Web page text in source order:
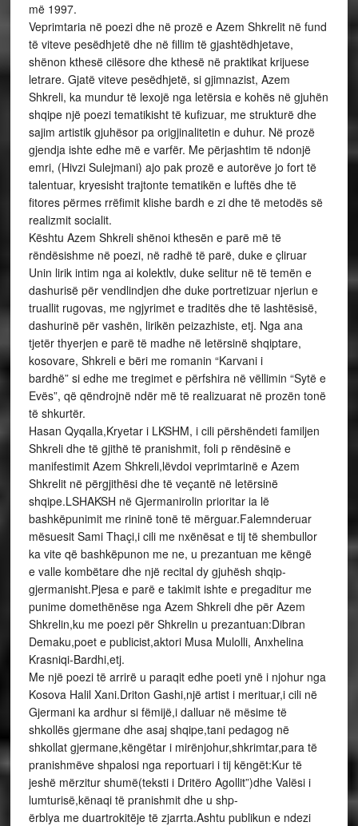
më 1997.
Veprimtaria në poezi dhe në prozë e Azem Shkrelit në fund
të viteve pesëdhjetë dhe në fillim të gjashtëdhjetave,
shënon kthesë cilësore dhe kthesë në praktikat krijuese
letrare. Gjatë viteve pesëdhjetë, si gjimnazist, Azem
Shkreli, ka mundur të lexojë nga letërsia e kohës në gjuhën
shqipe një poezi tematikisht të kufizuar, me strukturë dhe
sajim artistik gjuhësor pa origjinalitetin e duhur. Në prozë
gjendja ishte edhe më e varfër. Me përjashtim të ndonjë
emri, (Hivzi Sulejmani) ajo pak prozë e autorëve jo fort të
talentuar, kryesisht trajtonte tematikën e luftës dhe të
fitores përmes rrëfimit klishe bardh e zi dhe të metodës së
realizmit socialit.
Kështu Azem Shkreli shënoi kthesën e parë më të
rëndësishme në poezi, në radhë të parë, duke e çliruar
Unin lirik intim nga ai kolektlv, duke selitur në të temën e
dashurisë për vendlindjen dhe duke portretizuar njeriun e
truallit rugovas, me ngjyrimet e traditës dhe të lashtësisë,
dashurinë për vashën, lirikën peizazhiste, etj. Nga ana
tjetër thyerjen e parë të madhe në letërsinë shqiptare,
kosovare, Shkreli e bëri me romanin “Karvani i
bardhë” si edhe me tregimet e përfshira në vëllimin “Sytë e
Evës”, që qëndrojnë ndër më të realizuarat në prozën tonë
të shkurtër.
Hasan Qyqalla,Kryetar i LKSHM, i cili përshëndeti familjen
Shkreli dhe të gjithë të pranishmit, foli p rëndësinë e
manifestimit Azem Shkreli,lëvdoi veprimtarinë e Azem
Shkrelit në përgjithësi dhe të veçantë në letërsinë
shqipe.LSHAKSH në Gjermanirolin prioritar ia lë
bashkëpunimit me rininë tonë të mërguar.Falemnderuar
mësuesit Sami Thaçi,i cili me nxënësat e tij të shembullor
ka vite që bashkëpunon me ne, u prezantuan me këngë
e valle kombëtare dhe një recital dy gjuhësh shqip-
gjermanisht.Pjesa e parë e takimit ishte e pregaditur me
punime domethënëse nga Azem Shkreli dhe për Azem
Shkrelin,ku me poezi për Shkrelin u prezantuan:Dibran
Demaku,poet e publicist,aktori Musa Mulolli, Anxhelina
Krasniqi-Bardhi,etj.
Me një poezi të arrirë u paraqit edhe poeti ynë i njohur nga
Kosova Halil Xani.Driton Gashi,një artist i merituar,i cili në
Gjermani ka ardhur si fëmijë,i dalluar në mësime të
shkollës gjermane dhe asaj shqipe,tani pedagog në
shkollat gjermane,këngëtar i mirënjohur,shkrimtar,para të
pranishmëve shpalosi nga reportuari i tij këngët:Kur të
jeshë mërzitur shumë(teksti i Dritëro Agollit”)dhe Valësi i
lumturisë,kënaqi të pranishmit dhe u shp-
ërblya me duartrokitëje të zjarrta.Ashtu publikun e ndezi